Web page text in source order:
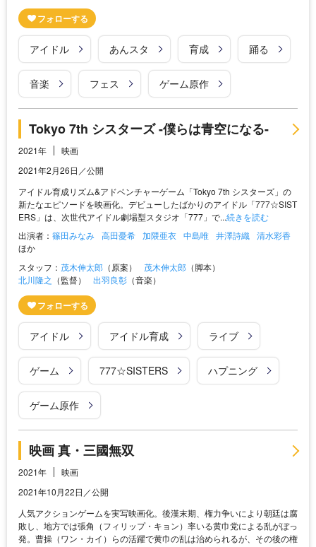
アイドル あんスタ 育成 踊る
音楽 フェス ゲーム原作
Tokyo 7th シスターズ -僕らは青空になる-
2021年
映画
2021年2月26日／公開
アイドル育成リズム&アドベンチャーゲーム「Tokyo 7th シスターズ」の
新たなエピソードを映画化。デビューしたばかりのアイドル「777☆SIST
ERS」は、次世代アイドル劇場型スタジオ「777」で...続きを読む
出演者： 篠田みなみ 高田憂希 加隈亜衣 中島唯 井澤詩織 清水彩香
ほか
スタッフ： 茂木伸太郎 （原案） 茂木伸太郎 （脚本）
北川隆之 （監督） 出羽良彰 （音楽）
アイドル アイドル育成 ライブ
ゲーム 777☆SISTERS ハプニング
ゲーム原作
映画 真・三國無双
2021年
映画
2021年10月22日／公開
人気アクションゲームを実写映画化。後漢末期、権力争いにより朝廷は腐
敗し、地方では張角（フィリップ・キョン）率いる黄巾党による乱がぼっ
発。曹操（ワン・カイ）らの活躍で黄巾の乱は治められるが、その後の権